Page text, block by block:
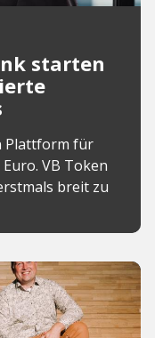
starten
Plattform für
VB Token
breit zu